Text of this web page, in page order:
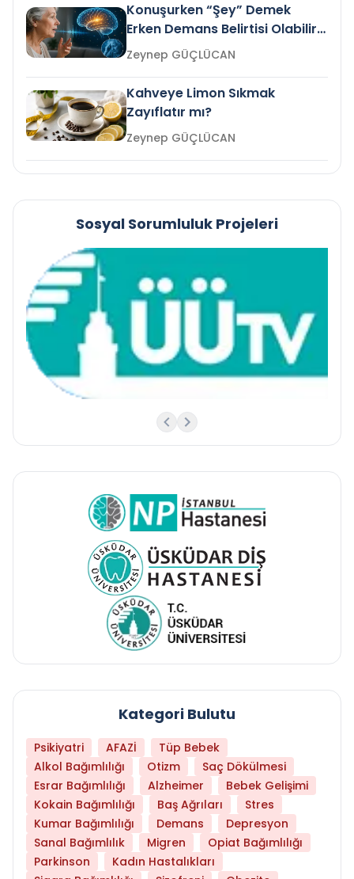
Konuşurken “Şey” Demek
Erken Demans Belirtisi Olabilir
mi?
Zeynep GÜÇLÜCAN
Kahveye Limon Sıkmak
Zayıflatır mı?
Zeynep GÜÇLÜCAN
Sosyal Sorumluluk Projeleri
Kategori Bulutu
Psikiyatri AFAZİ
Tüp Bebek
Alkol Bağımlılığı
Otizm
Saç Dökülmesi
Esrar Bağımlılığı
Alzheimer
Bebek Gelişimi
Kokain Bağımlılığı
Baş Ağrıları
Stres
Kumar Bağımlılığı
Demans
Depresyon
Sanal Bağımlılık
Migren
Opiat Bağımlılığı
Parkinson
Kadın Hastalıkları